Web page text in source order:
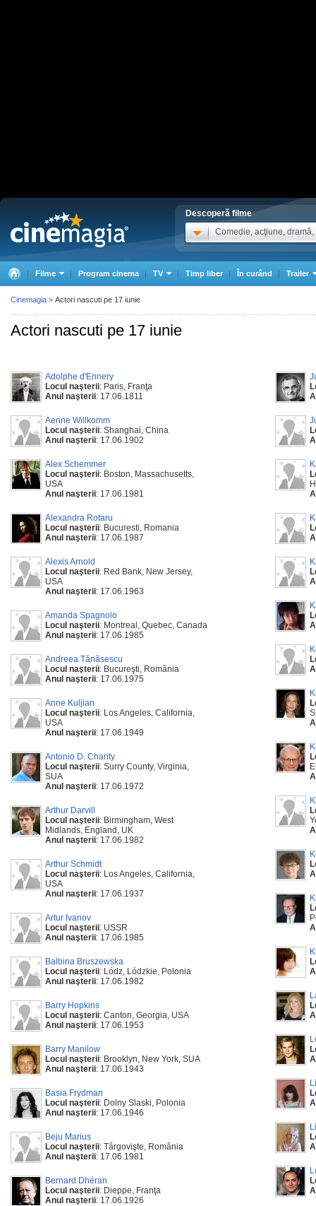
Descoperă filme
Comedie, acţiune, dramă,
Filme Program cinema TV Timp liber În curând Trailer
Actori nascuti pe 17 iunie
Adolphe d'Ennery
Locul naşterii: Paris, Franţa
Anul naşterii: 17.06.1811
Aenne Willkomm
Locul naşterii: Shanghai, China
Anul naşterii: 17.06.1902
Alex Schemmer
Locul naşterii: Boston, Massachusetts,
USA
Anul naşterii: 17.06.1981
Alexandra Rotaru
Locul naşterii: Bucuresti, Romania
Anul naşterii: 17.06.1987
Alexis Arnold
Locul naşterii: Red Bank, New Jersey,
USA
Anul naşterii: 17.06.1963
Amanda Spagnolo
Locul naşterii: Montreal, Quebec, Canada
Anul naşterii: 17.06.1985
Andreea Tănăsescu
Locul naşterii: Bucureşti, România
Anul naşterii: 17.06.1975
Anne Kuljian
Locul naşterii: Los Angeles, California,
USA
Anul naşterii: 17.06.1949
Antonio D. Charity
Locul naşterii: Surry County, Virginia,
SUA
Anul naşterii: 17.06.1972
Arthur Darvill
Locul naşterii: Birmingham, West
Midlands, England, UK
Anul naşterii: 17.06.1982
Arthur Schmidt
Locul naşterii: Los Angeles, California,
USA
Anul naşterii: 17.06.1937
Artur Ivanov
Locul naşterii: USSR
Anul naşterii: 17.06.1985
Balbina Bruszewska
Locul naşterii: Lódz, Lódzkie, Polonia
Anul naşterii: 17.06.1982
Barry Hopkins
Locul naşterii: Canton, Georgia, USA
Anul naşterii: 17.06.1953
Barry Manilow
Locul naşterii: Brooklyn, New York, SUA
Anul naşterii: 17.06.1943
Basia Frydman
Locul naşterii: Dolny Slaski, Polonia
Anul naşterii: 17.06.1946
Beju Marius
Locul naşterii: Târgovişte, România
Anul naşterii: 17.06.1981
Bernard Dhéran
Locul naşterii: Dieppe, Franţa
Anul naşterii: 17.06.1926
Cinemagia > Actori nascuti pe 17 iunie